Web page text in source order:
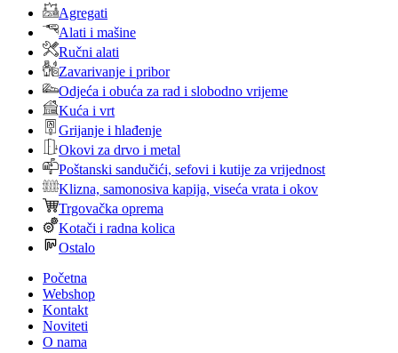
Agregati
Alati i mašine
Ručni alati
Zavarivanje i pribor
Odjeća i obuća za rad i slobodno vrijeme
Kuća i vrt
Grijanje i hlađenje
Okovi za drvo i metal
Poštanski sandučići, sefovi i kutije za vrijednost
Klizna, samonosiva kapija, viseća vrata i okov
Trgovačka oprema
Kotači i radna kolica
Ostalo
Početna
Webshop
Kontakt
Noviteti
O nama